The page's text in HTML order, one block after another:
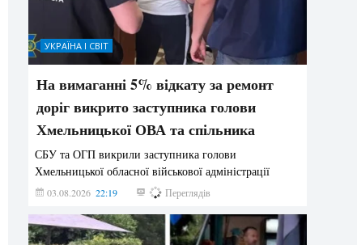
УКРАЇНА І СВІТ
На вимаганні 5% відкату за ремонт
доріг викрито заступника голови
Хмельницької ОВА та спільника
СБУ та ОГП викрили заступника голови
Хмельницької обласної військової адміністрації
03.08.2026 22:19 848 Переглядів